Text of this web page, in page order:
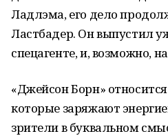
Ладлэма, его дело
Ластбадер. Он выпустил
спецагенте, и, возможно,
«Джейсон Борн»
которые заряжают
зрители в буквальном